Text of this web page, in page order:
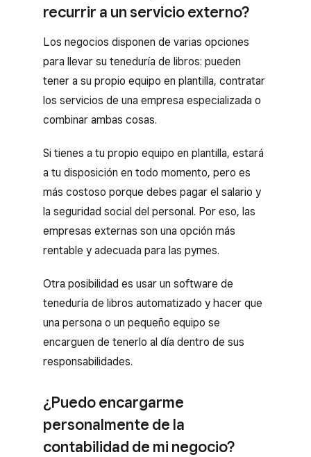
recurrir a un servicio externo?
Los negocios disponen de varias opciones
para llevar su teneduría de libros: pueden
tener a su propio equipo en plantilla, contratar
los servicios de una empresa especializada o
combinar ambas cosas.
Si tienes a tu propio equipo en plantilla, estará
a tu disposición en todo momento, pero es
más costoso porque debes pagar el salario y
la seguridad social del personal. Por eso, las
empresas externas son una opción más
rentable y adecuada para las pymes.
Otra posibilidad es usar un software de
teneduría de libros automatizado y hacer que
una persona o un pequeño equipo se
encarguen de tenerlo al día dentro de sus
responsabilidades.
¿Puedo encargarme
personalmente de la
contabilidad de mi negocio?